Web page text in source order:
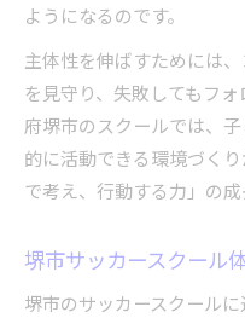
ようになるのです。
主体性を伸ばすためには
を見守り、失敗してもフ
府堺市のスクールでは、
的に活動できる環境づく
で考え、行動する力」の
堺市サッカースクール
堺市のサッカースクール